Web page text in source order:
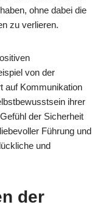
ohne dabei die
zu verlieren.
von der
auf Kommunikation
ihrer
der Sicherheit
Führung und
und
der